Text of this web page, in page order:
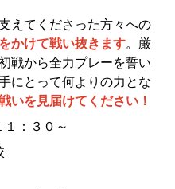
えてくださった方々への
かけて戦い抜きます。厳
戦から全力プレーを誓い
にとって何よりの力とな
いを見届けてください！
：３０～